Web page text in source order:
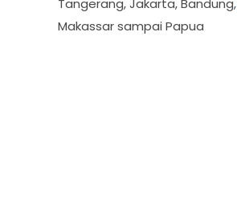
Tangerang, Jakarta, Bandung,
Makassar sampai Papua